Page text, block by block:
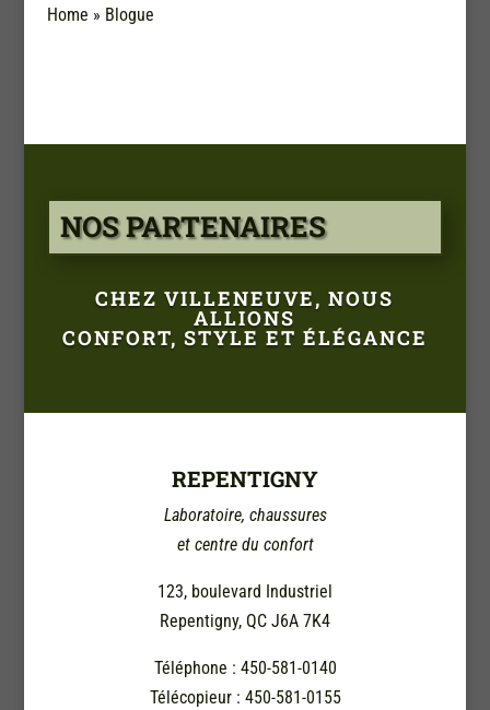
Home » Blogue
NOS PARTENAIRES
CHEZ VILLENEUVE, NOUS
ALLIONS
CONFORT, STYLE ET ÉLÉGANCE
REPENTIGNY
Laboratoire, chaussures
et centre du confort
123, boulevard Industriel
Repentigny, QC J6A 7K4
Téléphone : 450-581-0140
Télécopieur : 450-581-0155